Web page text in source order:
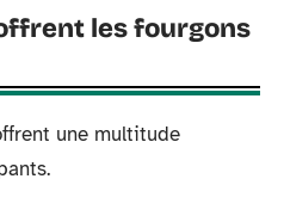
les fourgons
une multitude